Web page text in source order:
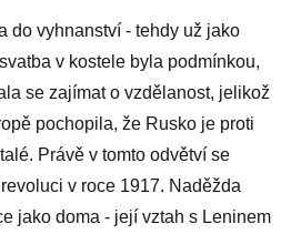
do vyhnanství - tehdy už jako
v kostele byla podmínkou,
se zajímat o vzdělanost, jelikož
pochopila, že Rusko je proti
Právě v tomto odvětví se
v roce 1917. Naděžda
jako doma - její vztah s Leninem